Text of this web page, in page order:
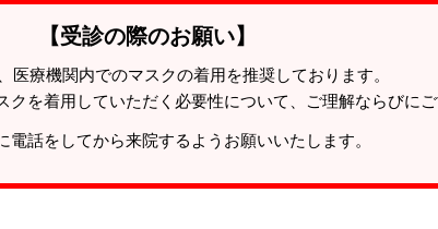
【受診の際のお願い】
療機関内でのマスクの着用を推奨しております。
を着用していただく必要性について、ご理解ならびにご
話をしてから来院するようお願いいたします。